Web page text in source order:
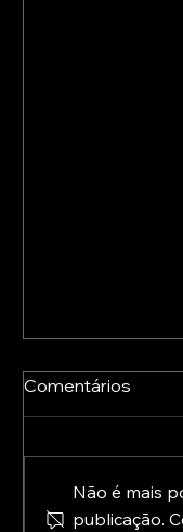
Comentários
Não é mais
publicação.